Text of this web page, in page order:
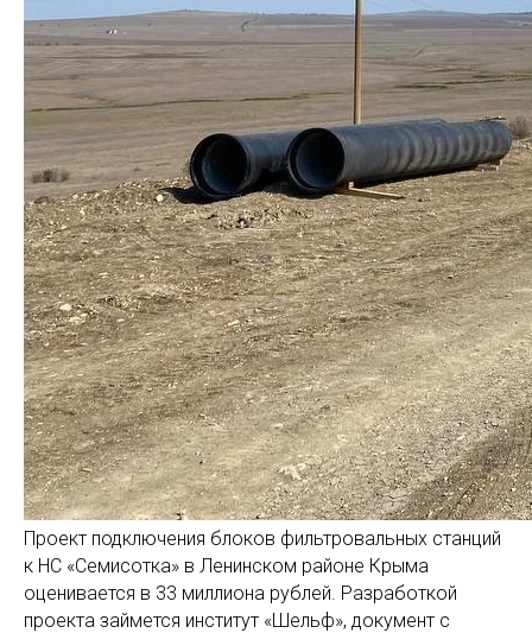
Проект подключения блоков фильтровальных станций
к НС «Семисотка» в Ленинском районе Крыма
оценивается в 33 миллиона рублей. Разработкой
проекта займется институт «Шельф», документ с